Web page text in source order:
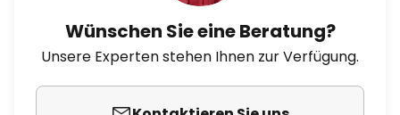
Wünschen Sie eine Beratung?
Unsere Experten stehen Ihnen zur Verfügung.